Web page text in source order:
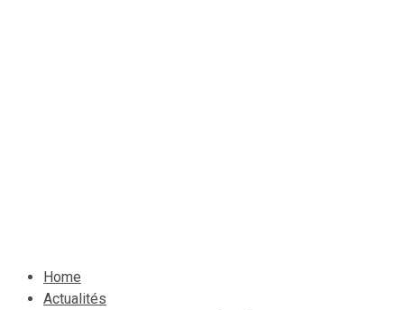
Home
Actualités